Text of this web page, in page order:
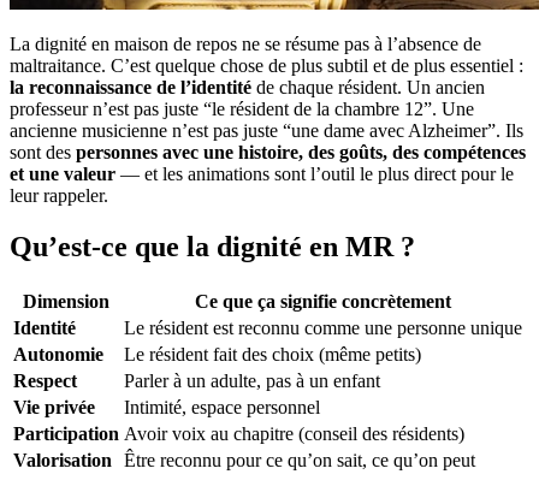
La dignité en maison de repos ne se résume pas à l’absence de
maltraitance. C’est quelque chose de plus subtil et de plus essentiel :
la reconnaissance de l’identité de chaque résident. Un ancien
professeur n’est pas juste “le résident de la chambre 12”. Une
ancienne musicienne n’est pas juste “une dame avec Alzheimer”. Ils
sont des personnes avec une histoire, des goûts, des compétences
et une valeur — et les animations sont l’outil le plus direct pour le
leur rappeler.
Qu’est-ce que la dignité en MR ?
Dimension
Ce que ça signifie concrètement
Identité
Le résident est reconnu comme une personne unique
Autonomie
Le résident fait des choix (même petits)
Respect
Parler à un adulte, pas à un enfant
Vie privée
Intimité, espace personnel
Participation Avoir voix au chapitre (conseil des résidents)
Valorisation
Être reconnu pour ce qu’on sait, ce qu’on peut